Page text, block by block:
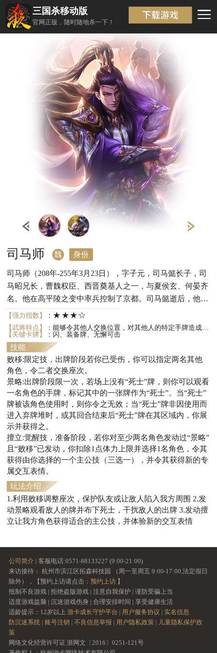
三国杀移动版
官网正版，随时随地杀一下！
返回
司马师 魏 身份
司马师（208年-255年3月23日），字子元，司马懿长子，司
马昭兄长，曹魏权臣、西晋奠基人之一，与夏侯玄、何晏齐
名。他在高平陵之变中率兵控制了京都。司马懿逝后，他执
掌魏国军政大权，在合肥新城大败诸葛恪。254年，他诛杀
企图政变的李丰、夏侯玄等人，废曹芳，立曹髦为帝，大权
在握。次年他平定毌丘俭、文钦之乱，后病死于许昌，终年
48岁，谥号忠武，庙号世宗，葬于峻平陵。
【强力指数】 ： ★★★☆
【武将特点】
：能够令其他人交换位置，对其他人的特定手牌造成影响，可以让人获得主公技
【关键卡牌】
：闪、装备牌、无懈可击
技能
败移:限定技，出牌阶段若你已受伤，你可以指定两名其他
角色，令二者交换座次。
景略:出牌阶段限一次，若场上没有“死士”牌，则你可以观看
一名角色的手牌，标记其中的一张牌作为“死士”。当“死士”
牌被该角色使用时，则你令之无效；当“死士”牌非因使用而
进入弃牌堆时，或其回合结束后“死士”牌在其区域内，你展
示并获得之。
擅立:觉醒技，准备阶段，若你对至少两名角色发动过“景略”
且“败移”已发动，你扣除1点体力上限并选择1名角色，令其
获得由你选择的一个主公技（三选一），并令其获得新的专
属交互表情。
玩法介绍
1.利用败移调整座次，保护队友或让敌人陷入我方周围 2.发
动景略观看敌人的牌并布下死士，干扰敌人的出牌 3.发动擅
立让我方角色获得适合的主公技，并体验新的交互表情
公司简介 | 客服电话:0571-88133227 (9:00-21:00)
来访接待： 杭州市滨江区拓森科技园 （周一至周五 9:00-17:00,法定假日
除外），【预约上访请点击： 预约上访】
抵制不良游戏 | 拒绝盗版游戏 | 注意自我保护 | 谨防受骗上当
适度游戏益脑 | 沉迷游戏伤身 | 合理安排时间 | 享受健康生活
适龄提示：12岁以上 游卡成长守护平台 | 用户服务协议 | 实名信息
防沉迷系统 | 账号注销 | 不良信息举报 | 用户隐私政策 | 儿童隐私保护政
策
网络文化经营许可证 浙网文〔2016〕0251-121号